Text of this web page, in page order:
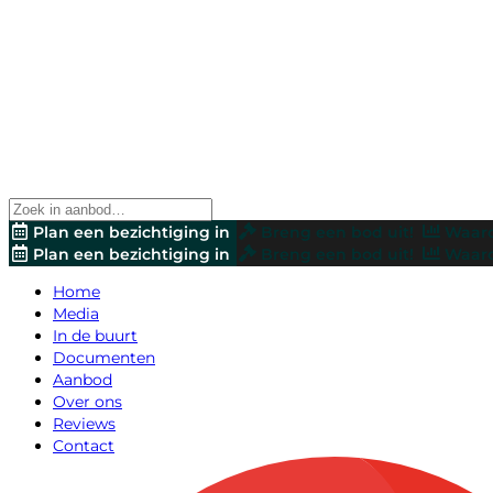
Plan een bezichtiging in Breng een bod uit!
Plan een bezichtiging in
Breng een bod uit!
Home
Media
In de buurt
Documenten
Aanbod
Over ons
Reviews
Contact